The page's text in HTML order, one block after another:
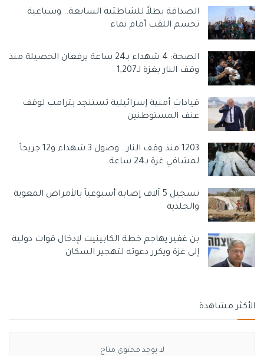
الصداقة بطلاً للشاطئية السابعة.. وسباعية
تحسم اللقب أمام نماء
الصحة: 4 شهداء بـ24 ساعة يرفعان الحصيلة منذ
وقف النار بغزة لـ1,207
قيادات أمنية إسرائيلية تستنجد بترامب لوقف
عنف المستوطنين
1203 منذ وقف النار.. وصول 3 شهداء و12 جريحاً
لمشافي غزة بـ24 ساعة
تسجيل 5 آلاف إصابة أسبوعياً بالأمراض المعوية
والجلدية
بن غفير يهاجم خطة الكابينيت لإدخال قوات دولية
إلى غزة ويكرر دعوته لتهجير السكان
الأكثر مشاهدة
لا يوجد محتوى متاح